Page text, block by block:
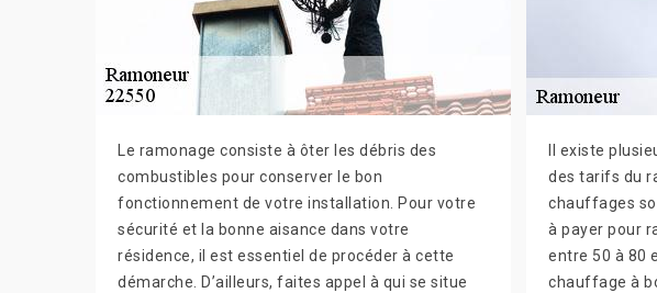
Le ramonage consiste à ôter les débris des
combustibles pour conserver le bon
fonctionnement de votre installation. Pour votre
sécurité et la bonne aisance dans votre
résidence, il est essentiel de procéder à cette
démarche. D’ailleurs, faites appel à qui se situe
Il existe
des tarifs du
chauffages
à payer pour
entre 50 à 80
chauffage à